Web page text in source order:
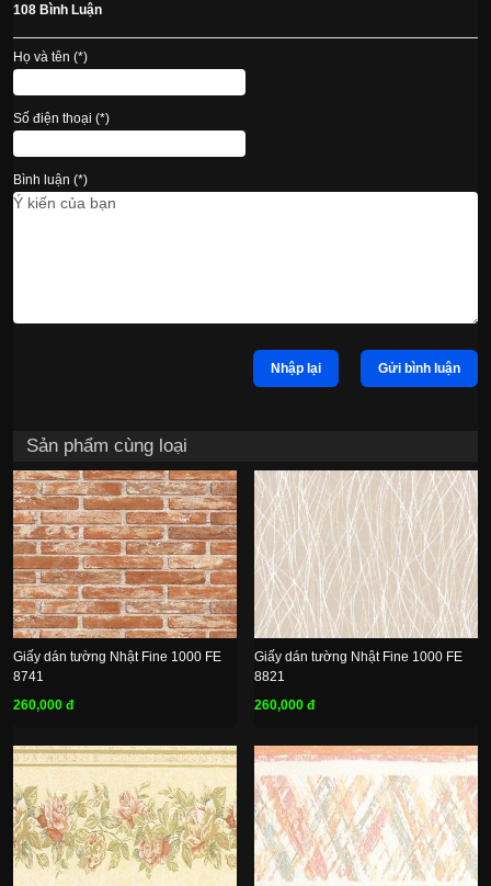
108 Bình Luận
Họ và tên (*)
Số điện thoại (*)
Bình luận (*)
Nhập lại Gửi bình luận
Sản phẩm cùng loại
Giấy dán tường Nhật Fine 1000 FE
8741
260,000 đ
Giấy dán tường Nhật Fine 1000 FE
8821
260,000 đ